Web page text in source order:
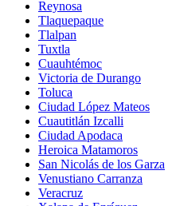
Reynosa
Tlaquepaque
Tlalpan
Tuxtla
Cuauhtémoc
Victoria de Durango
Toluca
Ciudad López Mateos
Cuautitlán Izcalli
Ciudad Apodaca
Heroica Matamoros
San Nicolás de los Garza
Venustiano Carranza
Veracruz